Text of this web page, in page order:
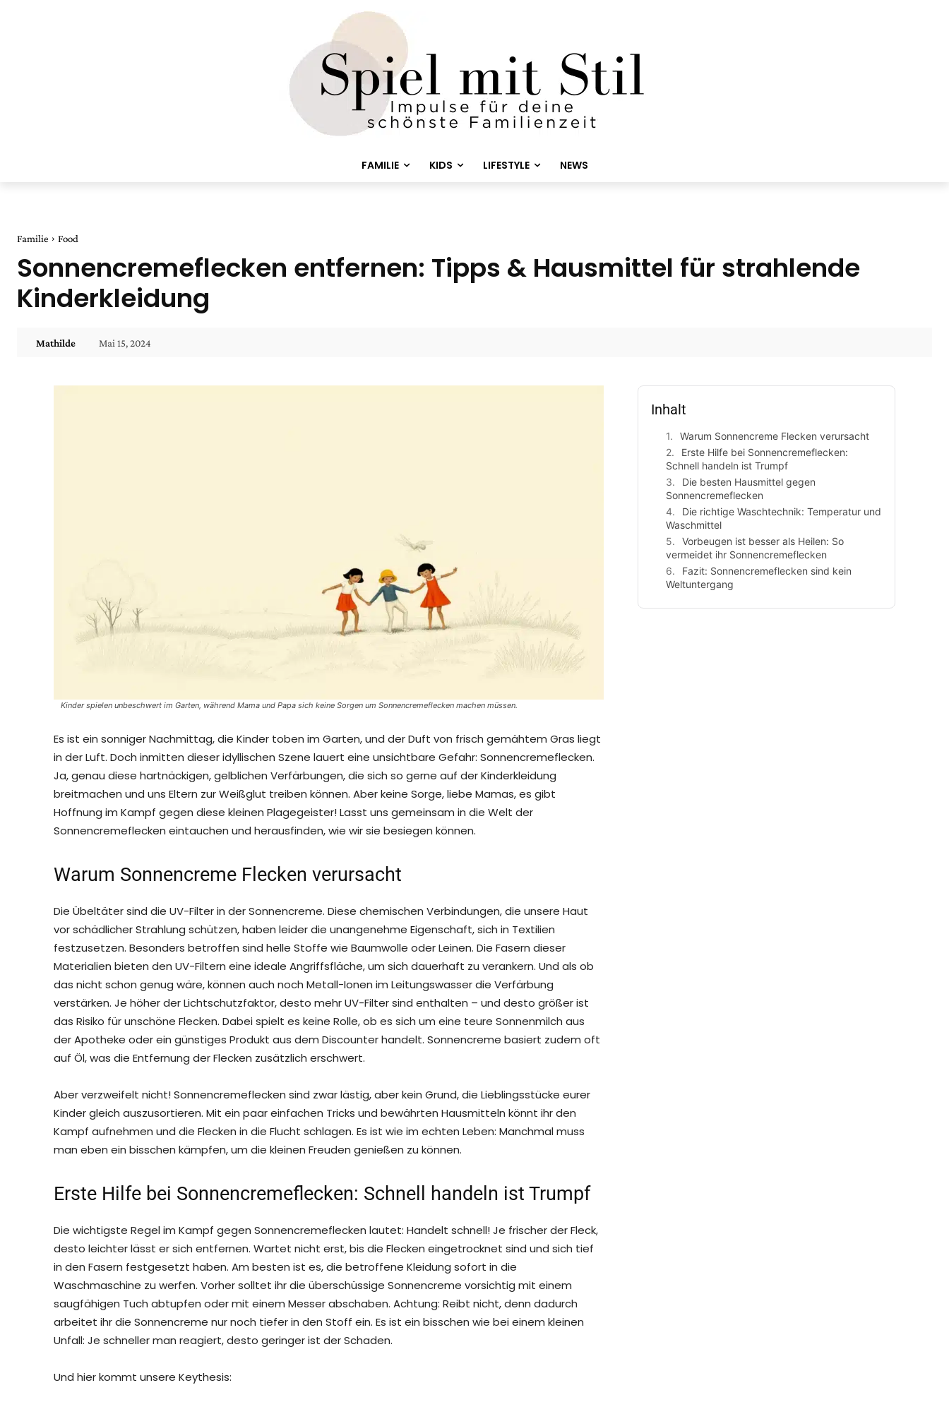
FAMILIE KIDS LIFESTYLE NEWS
Familie Food
Sonnencremeflecken entfernen: Tipps & Hausmittel für strahlende
Kinderkleidung
Mathilde Mai 15, 2024
Kinder spielen unbeschwert im Garten, während Mama und Papa sich keine Sorgen um Sonnencremeflecken machen müssen.
Es ist ein sonniger Nachmittag, die Kinder toben im Garten, und der Duft von frisch gemähtem Gras liegt
in der Luft. Doch inmitten dieser idyllischen Szene lauert eine unsichtbare Gefahr: Sonnencremeflecken.
Ja, genau diese hartnäckigen, gelblichen Verfärbungen, die sich so gerne auf der Kinderkleidung
breitmachen und uns Eltern zur Weißglut treiben können. Aber keine Sorge, liebe Mamas, es gibt
Hoffnung im Kampf gegen diese kleinen Plagegeister! Lasst uns gemeinsam in die Welt der
Sonnencremeflecken eintauchen und herausfinden, wie wir sie besiegen können.
Warum Sonnencreme Flecken verursacht
Die Übeltäter sind die UV-Filter in der Sonnencreme. Diese chemischen Verbindungen, die unsere Haut
vor schädlicher Strahlung schützen, haben leider die unangenehme Eigenschaft, sich in Textilien
festzusetzen. Besonders betroffen sind helle Stoffe wie Baumwolle oder Leinen. Die Fasern dieser
Materialien bieten den UV-Filtern eine ideale Angriffsfläche, um sich dauerhaft zu verankern. Und als ob
das nicht schon genug wäre, können auch noch Metall-Ionen im Leitungswasser die Verfärbung
verstärken. Je höher der Lichtschutzfaktor, desto mehr UV-Filter sind enthalten – und desto größer ist
das Risiko für unschöne Flecken. Dabei spielt es keine Rolle, ob es sich um eine teure Sonnenmilch aus
der Apotheke oder ein günstiges Produkt aus dem Discounter handelt. Sonnencreme basiert zudem oft
auf Öl, was die Entfernung der Flecken zusätzlich erschwert.
Aber verzweifelt nicht! Sonnencremeflecken sind zwar lästig, aber kein Grund, die Lieblingsstücke eurer
Kinder gleich auszusortieren. Mit ein paar einfachen Tricks und bewährten Hausmitteln könnt ihr den
Kampf aufnehmen und die Flecken in die Flucht schlagen. Es ist wie im echten Leben: Manchmal muss
man eben ein bisschen kämpfen, um die kleinen Freuden genießen zu können.
Erste Hilfe bei Sonnencremeflecken: Schnell handeln ist Trumpf
Die wichtigste Regel im Kampf gegen Sonnencremeflecken lautet: Handelt schnell! Je frischer der Fleck,
desto leichter lässt er sich entfernen. Wartet nicht erst, bis die Flecken eingetrocknet sind und sich tief
in den Fasern festgesetzt haben. Am besten ist es, die betroffene Kleidung sofort in die
Waschmaschine zu werfen. Vorher solltet ihr die überschüssige Sonnencreme vorsichtig mit einem
saugfähigen Tuch abtupfen oder mit einem Messer abschaben. Achtung: Reibt nicht, denn dadurch
arbeitet ihr die Sonnencreme nur noch tiefer in den Stoff ein. Es ist ein bisschen wie bei einem kleinen
Unfall: Je schneller man reagiert, desto geringer ist der Schaden.
Und hier kommt unsere Keythesis:
Inhalt
Warum Sonnencreme Flecken verursacht
Erste Hilfe bei Sonnencremeflecken:
Schnell handeln ist Trumpf
Die besten Hausmittel gegen
Sonnencremeflecken
Die richtige Waschtechnik: Temperatur und
Waschmittel
Vorbeugen ist besser als Heilen: So
vermeidet ihr Sonnencremeflecken
Fazit: Sonnencremeflecken sind kein
Weltuntergang